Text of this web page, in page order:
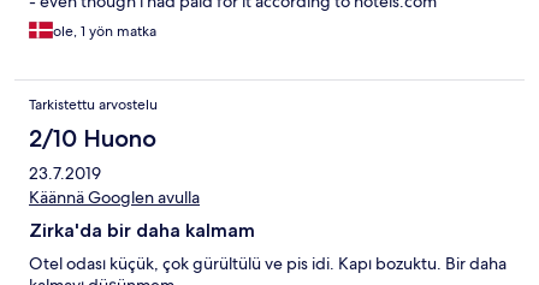
ole, 1 yön matka
Tarkistettu arvostelu
2/10 Huono
23.7.2019
Käännä Googlen avulla
Zirka'da bir daha kalmam
Otel odası küçük, çok gürültülü ve pis idi. Kapı bozuktu. Bir daha